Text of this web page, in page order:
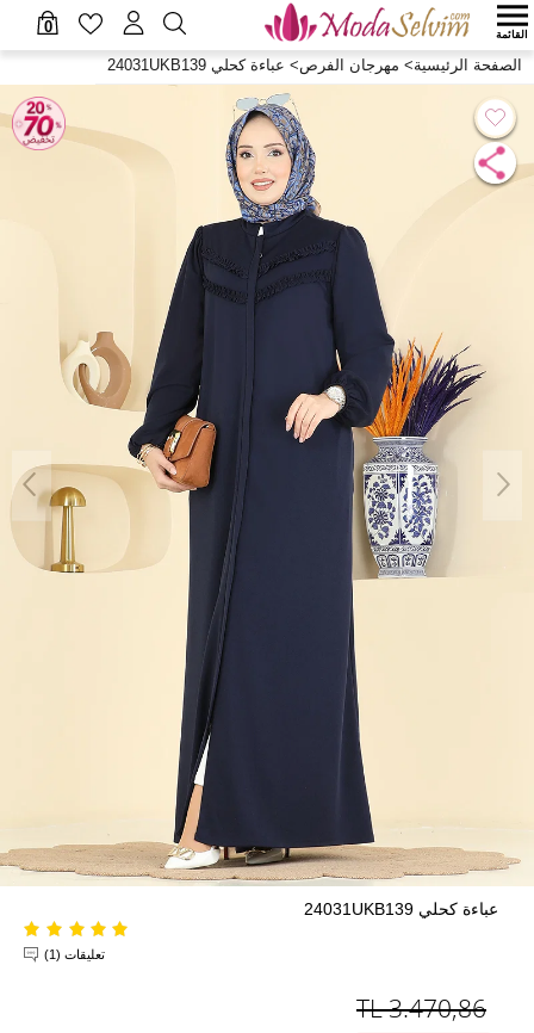
0 القائمة
الصفحة الرئيسية> مهرجان الفرص> عباءة كحلي 24031UKB139
عباءة كحلي 24031UKB139
تعليقات (1)
3.470,86
TL